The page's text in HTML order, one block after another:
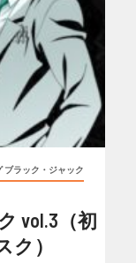
ブラック・ジャック
vol.3（初
ク）